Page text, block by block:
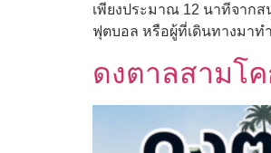
เพียงประมาณ 12 นาทีจาก
ฟุตบอล หรือผู้ที่เดินทางมาท
ดงตาลสามโ